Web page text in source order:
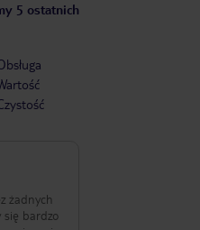
5 ostatnich
żadnych
się bardzo